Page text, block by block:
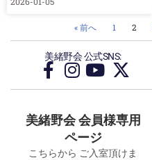
« 前へ 1 2
美緒野会 公式SNS:
美緒野会 会員様専用
ページ
こちらから ご入室頂けま